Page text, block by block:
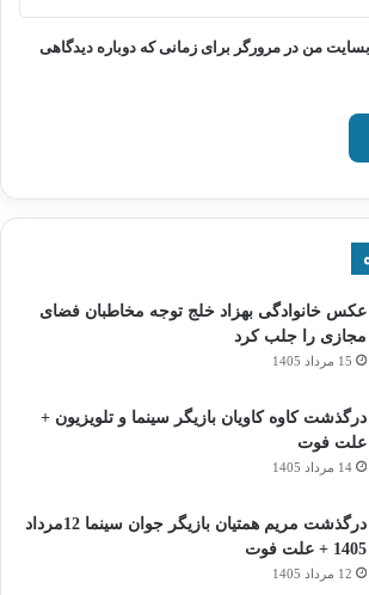
من در مرورگر برای زمانی که دوباره دیدگاهی
عکس خانوادگی بهزاد خلج توجه مخاطبان فضای
مجازی را جلب کرد
15 مرداد 1405
درگذشت کاوه کاویان بازیگر سینما و تلویزیون +
علت فوت
14 مرداد 1405
درگذشت مریم همتیان بازیگر جوان سینما 12مرداد
1405 + علت فوت
12 مرداد 1405